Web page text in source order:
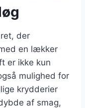
der
en lækker
er ikke kun
mulighed for
krydderier
af smag,